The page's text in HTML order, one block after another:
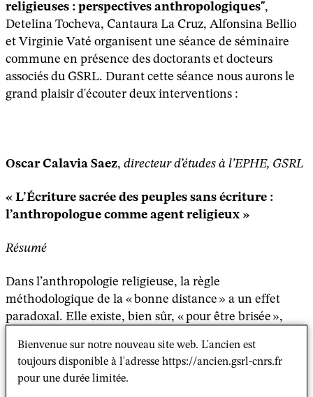
religieuses : perspectives anthropologiques",
Detelina Tocheva, Cantaura La Cruz, Alfonsina Bellio
et Virginie Vaté organisent une séance de séminaire
commune en présence des doctorants et docteurs
associés du GSRL. Durant cette séance nous aurons le
grand plaisir d'écouter deux interventions :
Oscar Calavia Saez, directeur d’études à l’EPHE, GSRL
« L’Écriture sacrée des peuples sans écriture :
l’anthropologue comme agent religieux »
Résumé
Dans l’anthropologie religieuse, la règle
méthodologique de la « bonne distance » a un effet
paradoxal. Elle existe, bien sûr, « pour être brisée »,
transgression. L’influence de la religion sur le
chercheur reste largement éclipsée malgré des
décennies « d’anthropologie réflexive » ; celle que
Bienvenue sur notre nouveau site web. L'ancien est
toujours disponible à l'adresse https://ancien.gsrl-cnrs.fr
pour une durée limitée.